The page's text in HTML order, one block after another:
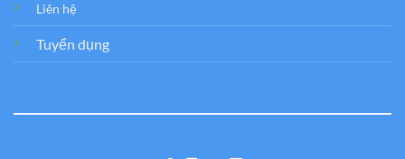
Liên hệ
Tuyển dụng